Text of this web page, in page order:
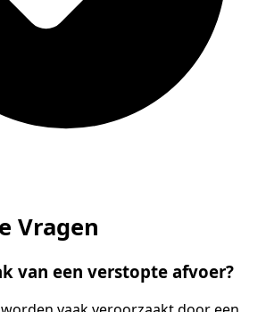
Vragen
van een verstopte afvoer?